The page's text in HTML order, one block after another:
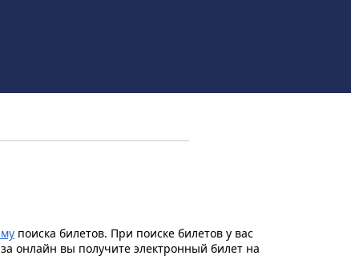
поиска билетов. При поиске билетов у вас
онлайн вы получите электронный билет на